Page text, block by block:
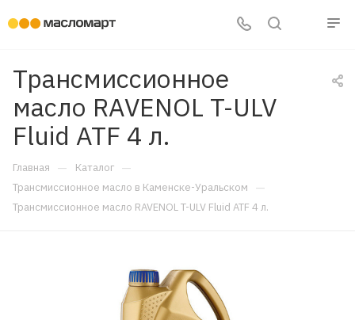
Трансмиссионное
масло RAVENOL T-ULV
Fluid ATF 4 л.
Главная — Каталог —
Трансмиссионное масло в Каменске-Уральском —
Трансмиссионное масло RAVENOL T-ULV Fluid ATF 4 л.